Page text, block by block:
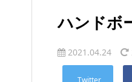
ハンドボ
2021.04.24